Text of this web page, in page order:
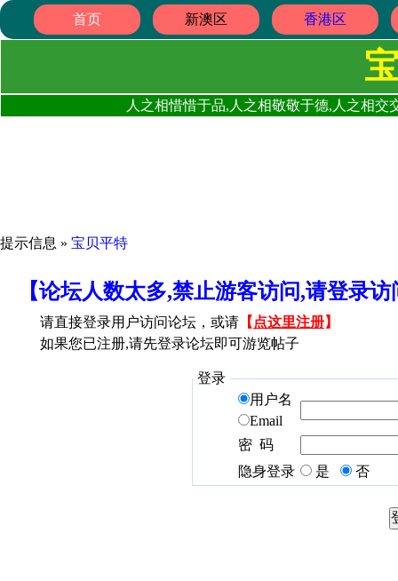
首页 新澳区 香港区
人之相惜惜于品,人之相敬敬于德,人之相
提示信息 » 宝贝平特
【论坛人数太多,禁止游客访问,请登录
请直接登录用户访问论坛，或请 【 点这里注册】
如果您已注册,请先登录论坛即可游览帖子
登录
用户名
Email
密 码
隐身登录
是 否